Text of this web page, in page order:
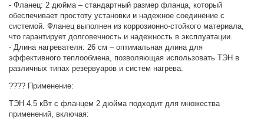
- Фланец: 2 дюйма – стандартный размер фланца, который
обеспечивает простоту установки и надежное соединение с
системой. Фланец выполнен из коррозионно-стойкого материала,
что гарантирует долговечность и надежность в эксплуатации.
- Длина нагревателя: 26 см – оптимальная длина для
эффективного теплообмена, позволяющая использовать ТЭН в
различных типах резервуаров и систем нагрева.
???? Применение:
ТЭН 4.5 кВт с фланцем 2 дюйма подходит для множества
применений, включая: